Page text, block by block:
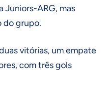
Juniors-ARG, mas
do grupo.
vitórias, um empate
com três gols